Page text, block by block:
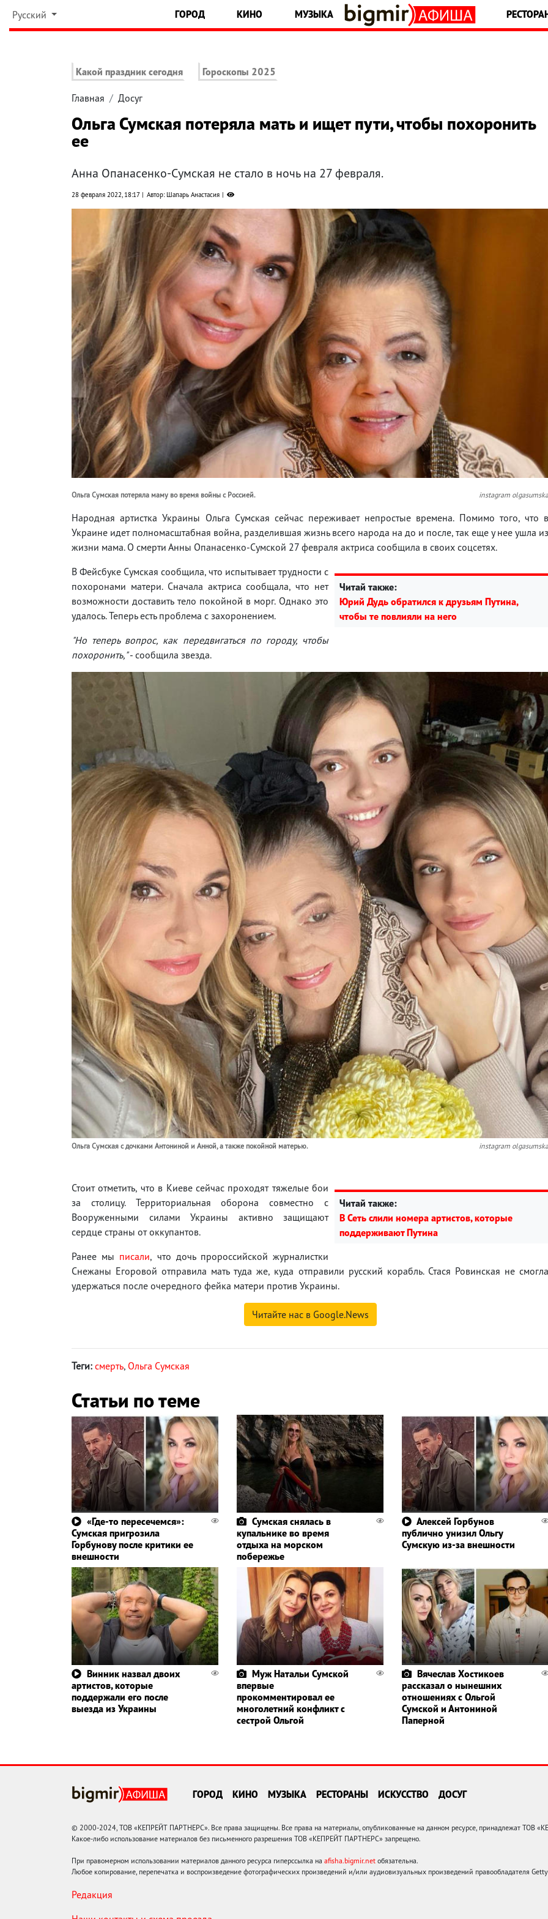
Русский ГОРОД КИНО МУЗЫКА
Какой праздник сегодня Гороскопы 2025
Главная Досуг
Ольга Сумская потеряла мать и ищет пути, чтобы похоронить
ее
Анна Опанасенко-Сумская не стало в ночь на 27 февраля.
28 февраля 2022, 18:17 Автор: Шапарь Анастасия
Ольга Сумская потеряла маму во время войны с Россией. instagram olgasumska
Народная артистка Украины Ольга Сумская сейчас переживает непростые времена. Помимо того, что в
Украине идет полномасштабная война, разделившая жизнь всего народа на до и после, так еще у нее ушла из
жизни мама. О смерти Анны Опанасенко-Сумской 27 февраля актриса сообщила в своих соцсетях.
Читай также:
Юрий Дудь обратился к друзьям Путина,
чтобы те повлияли на него
В Фейсбуке Сумская сообщила, что испытывает трудности с
похоронами матери. Сначала актриса сообщала, что нет
возможности доставить тело покойной в морг. Однако это
удалось. Теперь есть проблема с захоронением.
"Но теперь вопрос, как передвигаться по городу, чтобы
похоронить,"- сообщила звезда.
Ольга Сумская с дочками Антониной и Анной, а также покойной матерью. instagram olgasumska
Читай также:
В Сеть слили номера артистов, которые
поддерживают Путина
Стоит отметить, что в Киеве сейчас проходят тяжелые бои
за столицу. Территориальная оборона совместно с
Вооруженными силами Украины активно защищают
сердце страны от оккупантов.
Ранее мы писали, что дочь пророссийской журналистки
Снежаны Егоровой отправила мать туда же, куда отправили русский корабль. Стася Ровинская не смогла
удержаться после очередного фейка матери против Украины.
Читайте нас в Google.News
Теги: смерть, Ольга Сумская
Статьи по теме
«Где-то пересечемся»:
Сумская пригрозила
Горбунову после критики ее
внешности
Сумская снялась в
купальнике во время
отдыха на морском
побережье
Алексей Горбунов
публично унизил Ольгу
Сумскую из-за внешности
Винник назвал двоих
артистов, которые
поддержали его после
выезда из Украины
Муж Натальи Сумской
впервые
прокомментировал ее
многолетний конфликт с
сестрой Ольгой
Вячеслав Хостикоев
рассказал о нынешних
отношениях с Ольгой
Сумской и Антониной
Паперной
ГОРОД КИНО МУЗЫКА РЕСТОРАНЫ ИСКУССТВО ДОСУГ
© 2000-2024, ТОВ «КЕПРЕЙТ ПАРТНЕРС». Все права защищены. Все права на материалы, опубликованные на данном ресурсе, принадлежат ТОВ
Какое-либо использование материалов без письменного разрешения ТОВ «КЕПРЕЙТ ПАРТНЕРС» запрещено.
При правомерном использовании материалов данного ресурса гиперссылка на afisha.bigmir.net обязательна.
Любое копирование, перепечатка и воспроизведение фотографических произведений и/или аудиовизуальных произведений правообладателя
Редакция